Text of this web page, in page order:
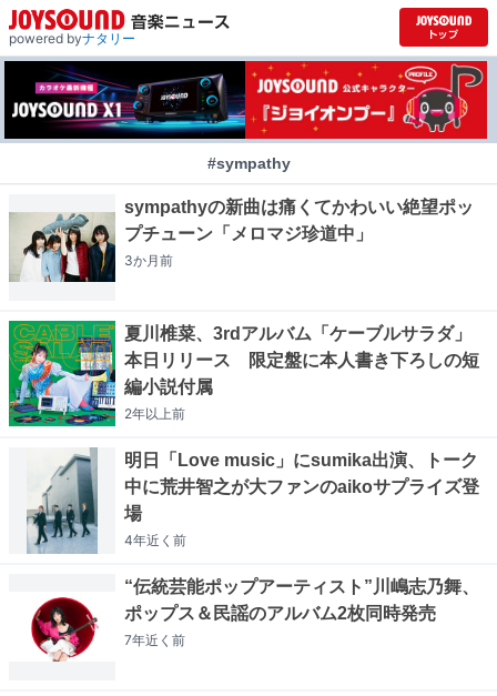
powered byナタリー
#sympathy
sympathyの新曲は痛くてかわいい絶望ポッ
プチューン「メロマジ珍道中」
3か月前
夏川椎菜、3rdアルバム「ケーブルサラダ」
本日リリース 限定盤に本人書き下ろしの短
編小説付属
2年以上前
明日「Love music」にsumika出演、トーク
中に荒井智之が大ファンのaikoサプライズ登
場
4年近く 前
“伝統芸能ポップアーティスト”川嶋志乃舞、
ポップス＆民謡のアルバム2枚同時発売
7年近く 前